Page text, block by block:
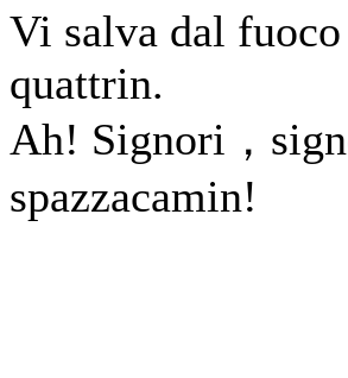
Vi salva dal
quattrin.
Ah! Signori，
spazzacamin!